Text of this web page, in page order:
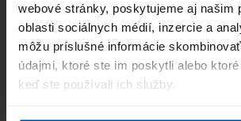
webové stránky, poskytujeme aj našim
oblasti sociálnych médií, inzercie a
môžu príslušné informácie
údajmi, ktoré ste im poskytli alebo
keď ste používali ich služby.
Odoslať
Stránka je chránená pomocou